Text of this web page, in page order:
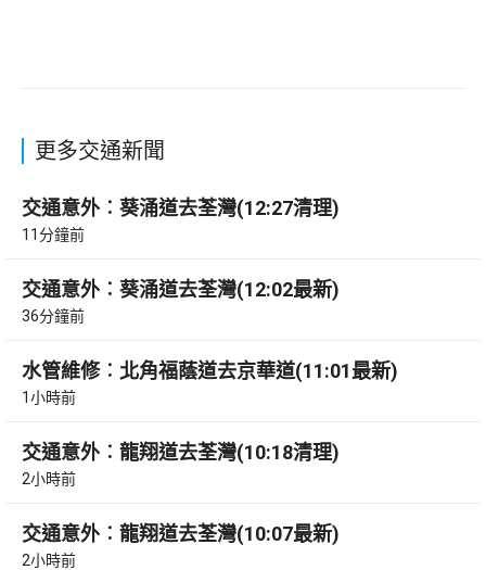
更多交通新聞
交通意外︰葵涌道去荃灣(12:27清理)
11分鐘前
交通意外︰葵涌道去荃灣(12:02最新)
36分鐘前
水管維修︰北角福蔭道去京華道(11:01最新)
1小時前
交通意外︰龍翔道去荃灣(10:18清理)
2小時前
交通意外︰龍翔道去荃灣(10:07最新)
2小時前